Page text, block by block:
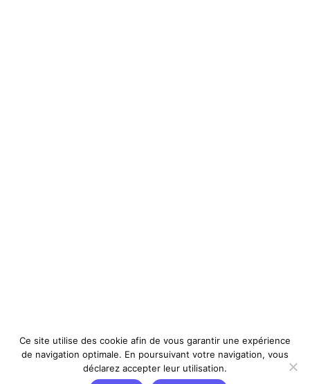
Ce site utilise des cookie afin de vous garantir une expérience
de navigation optimale. En poursuivant votre navigation, vous
déclarez accepter leur utilisation.